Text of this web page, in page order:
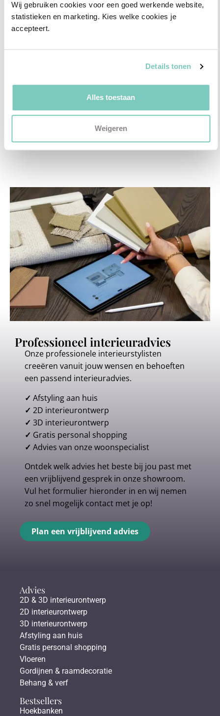
Wij gebruiken cookies voor een goed werkende website,
statistieken en marketing. Kies welke cookies je
accepteert.
Details tonen
Alles toestaan
Weigeren
✓ 3D interieurontwerp
✓
✓ Advies van onze woonspecialist
Ontdek welk advies het beste bij jou past met
een vrijblijvend gesprek in onze showroom.
Vul het formulier hieronder in en wij nemen zo
snel mogelijk contact met je op!
Professioneel interieuradvies
Onze professionele interieurstylisten
creeëren vanuit jouw wensen en behoeften
een passend interieuradvies.
✓ Afstyling aan huis
✓ 2D interieurontwerp
✓ 3D interieurontwerp
✓ Gratis personal shopping
✓ Advies van onze woonspecialist
Ontdek welk advies het beste bij jou past met
een vrijblijvend gesprek in onze showroom.
Vul het formulier hieronder in en wij nemen
zo snel mogelijk contact met je op!
Plan een vrijblijvend advies
Advies
2D & 3D interieurontwerp
2D interieurontwerp
3D interieurontwerp
Afstyling aan huis
Gratis personal shopping
Vloeren
Gordijnen & raamdecoratie
Behang & verf
Bestsellers
Hoekbanken